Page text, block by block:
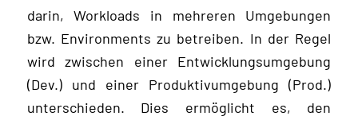
darin, Workloads in mehreren Umgebungen
bzw. Environments zu betreiben. In der Regel
wird zwischen einer Entwicklungsumgebung
(Dev.) und einer Produktivumgebung (Prod.)
unterschieden. Dies ermöglicht es, den